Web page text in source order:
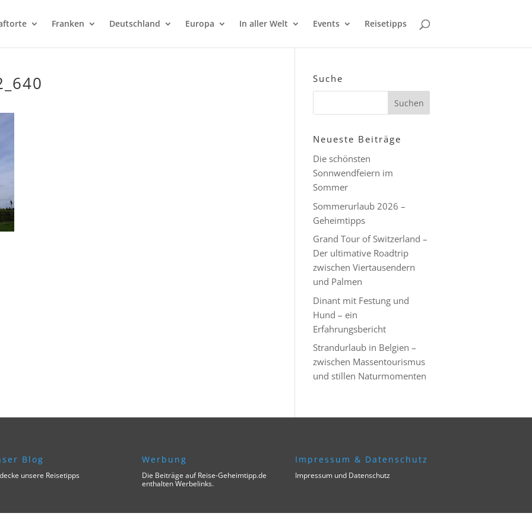
Franken Deutschland Europa In aller Welt Events Reisetipps
Suche
Neueste Beiträge
Die schönsten
Sonnwendfeiern im
Sommer
Sommerurlaub 2026 –
Geheimtipps
Grand Tour of Switzerland –
Der ultimative Roadtrip
zwischen Viertausendern
und Palmen
Dinant mit Festung und
Hund – ein
Erfahrungsbericht
Strandurlaub in Belgien –
zwischen Massentourismus
und stillen Naturmomenten
Blog
unsere Reisetipps
Werbung
Die Beiträge auf Reise-Geheimtipp.de
enthalten Werbelinks.
Impressum & Datenschutz
Impressum und Datenschutz